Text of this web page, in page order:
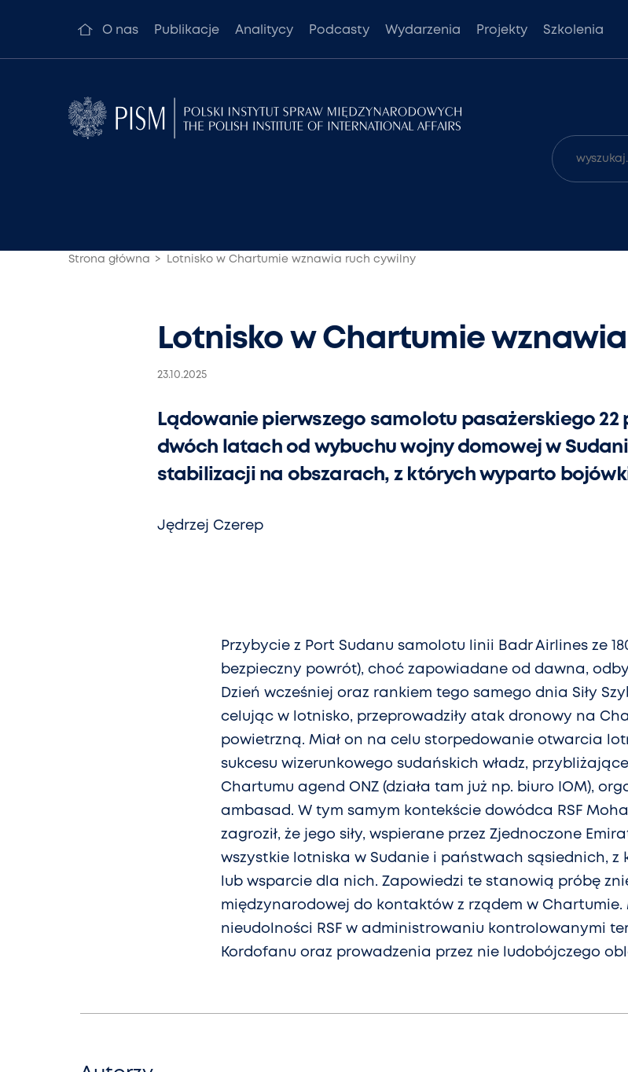
O nas Publikacje Analitycy Podcasty Wydarzenia Projekty Szkolenia
Strona główna Lotnisko w Chartumie wznawia ruch cywilny
Lotnisko w Chartumie
23.10.2025
Lądowanie pierwszego samolotu pasażerskiego 22
dwóch latach od wybuchu wojny domowej w
stabilizacji na obszarach, z których wyparto bojówki
Jędrzej Czerep
Przybycie z Port Sudanu samolotu linii Badr Airlines ze
bezpieczny powrót), choć zapowiadane od dawna,
Dzień wcześniej oraz rankiem tego samego dnia Siły
celując w lotnisko, przeprowadziły atak dronowy na
powietrzną. Miał on na celu storpedowanie otwarcia
sukcesu wizerunkowego sudańskich władz,
Chartumu agend ONZ (działa tam już np. biuro IOM),
ambasad. W tym samym kontekście dowódca RSF
zagroził, że jego siły, wspierane przez Zjednoczone
wszystkie lotniska w Sudanie i państwach sąsiednich, z
lub wsparcie dla nich. Zapowiedzi te stanowią próbę
międzynarodowej do kontaktów z rządem w
nieudolności RSF w administrowaniu kontrolowanymi
Kordofanu oraz prowadzenia przez nie ludobójczego